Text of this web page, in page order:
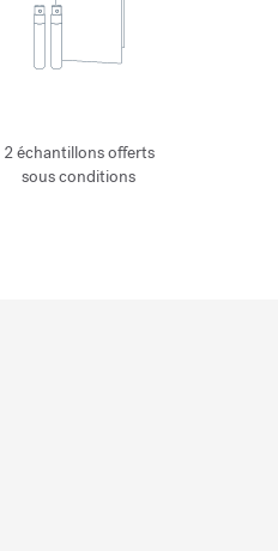
2 échantillons offerts
sous conditions